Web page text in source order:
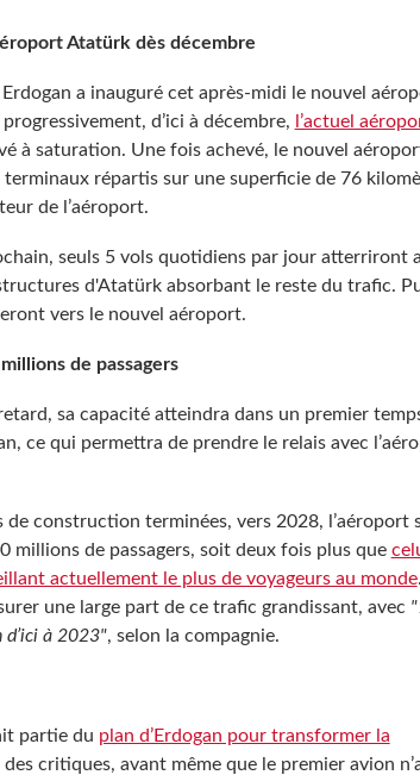
Atatürk dès décembre
Erdogan a inauguré cet après-midi le nouvel
d’ici à décembre,
l’actuel
à saturation. Une fois achevé, le nouvel
répartis sur une superficie de 76
de l’aéroport.
seuls 5 vols quotidiens par jour atterriront
d'Atatürk absorbant le reste du trafic.
vers le nouvel aéroport.
de passagers
sa capacité atteindra dans un premier
ce qui permettra de prendre le relais avec
de construction terminées, vers 2028, l’aéroport
millions de passagers, soit deux fois plus que
actuellement le plus de voyageurs au monde.
une large part de ce trafic grandissant, avec
d’ici à 2023", selon la compagnie.
partie du plan d’Erdogan pour transformer la
critiques, avant même que le premier avion